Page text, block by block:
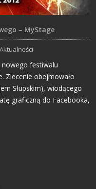
– MyStage
Aktualności
nowego festiwalu
Zlecenie obejmowało
Słupskim), wiodącego
graficzną do Facebooka,